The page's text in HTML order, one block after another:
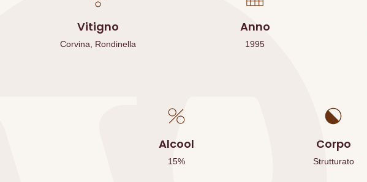
Vitigno
Corvina, Rondinella
Anno
1995
Alcool
15%
Corpo
Strutturato